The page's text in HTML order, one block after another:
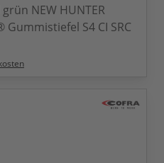
NEW HUNTER
Gummistiefel S4 CI SRC